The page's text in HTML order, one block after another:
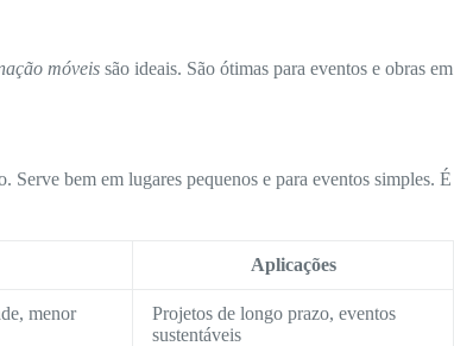
móveis são ideais. São ótimas para eventos e obras em
Serve bem em lugares pequenos e para eventos simples. É
Aplicações
menor
Projetos de longo prazo, eventos
sustentáveis